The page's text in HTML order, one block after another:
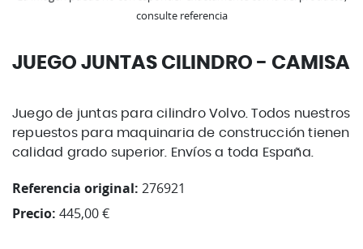
JUEGO JUNTAS CILINDRO - CAMISA
Juego de juntas para cilindro Volvo. Todos nuestros
repuestos para maquinaria de construcción tienen
calidad grado superior. Envíos a toda España.
Referencia original: 276921
Precio: 445,00 €
consulte referencia